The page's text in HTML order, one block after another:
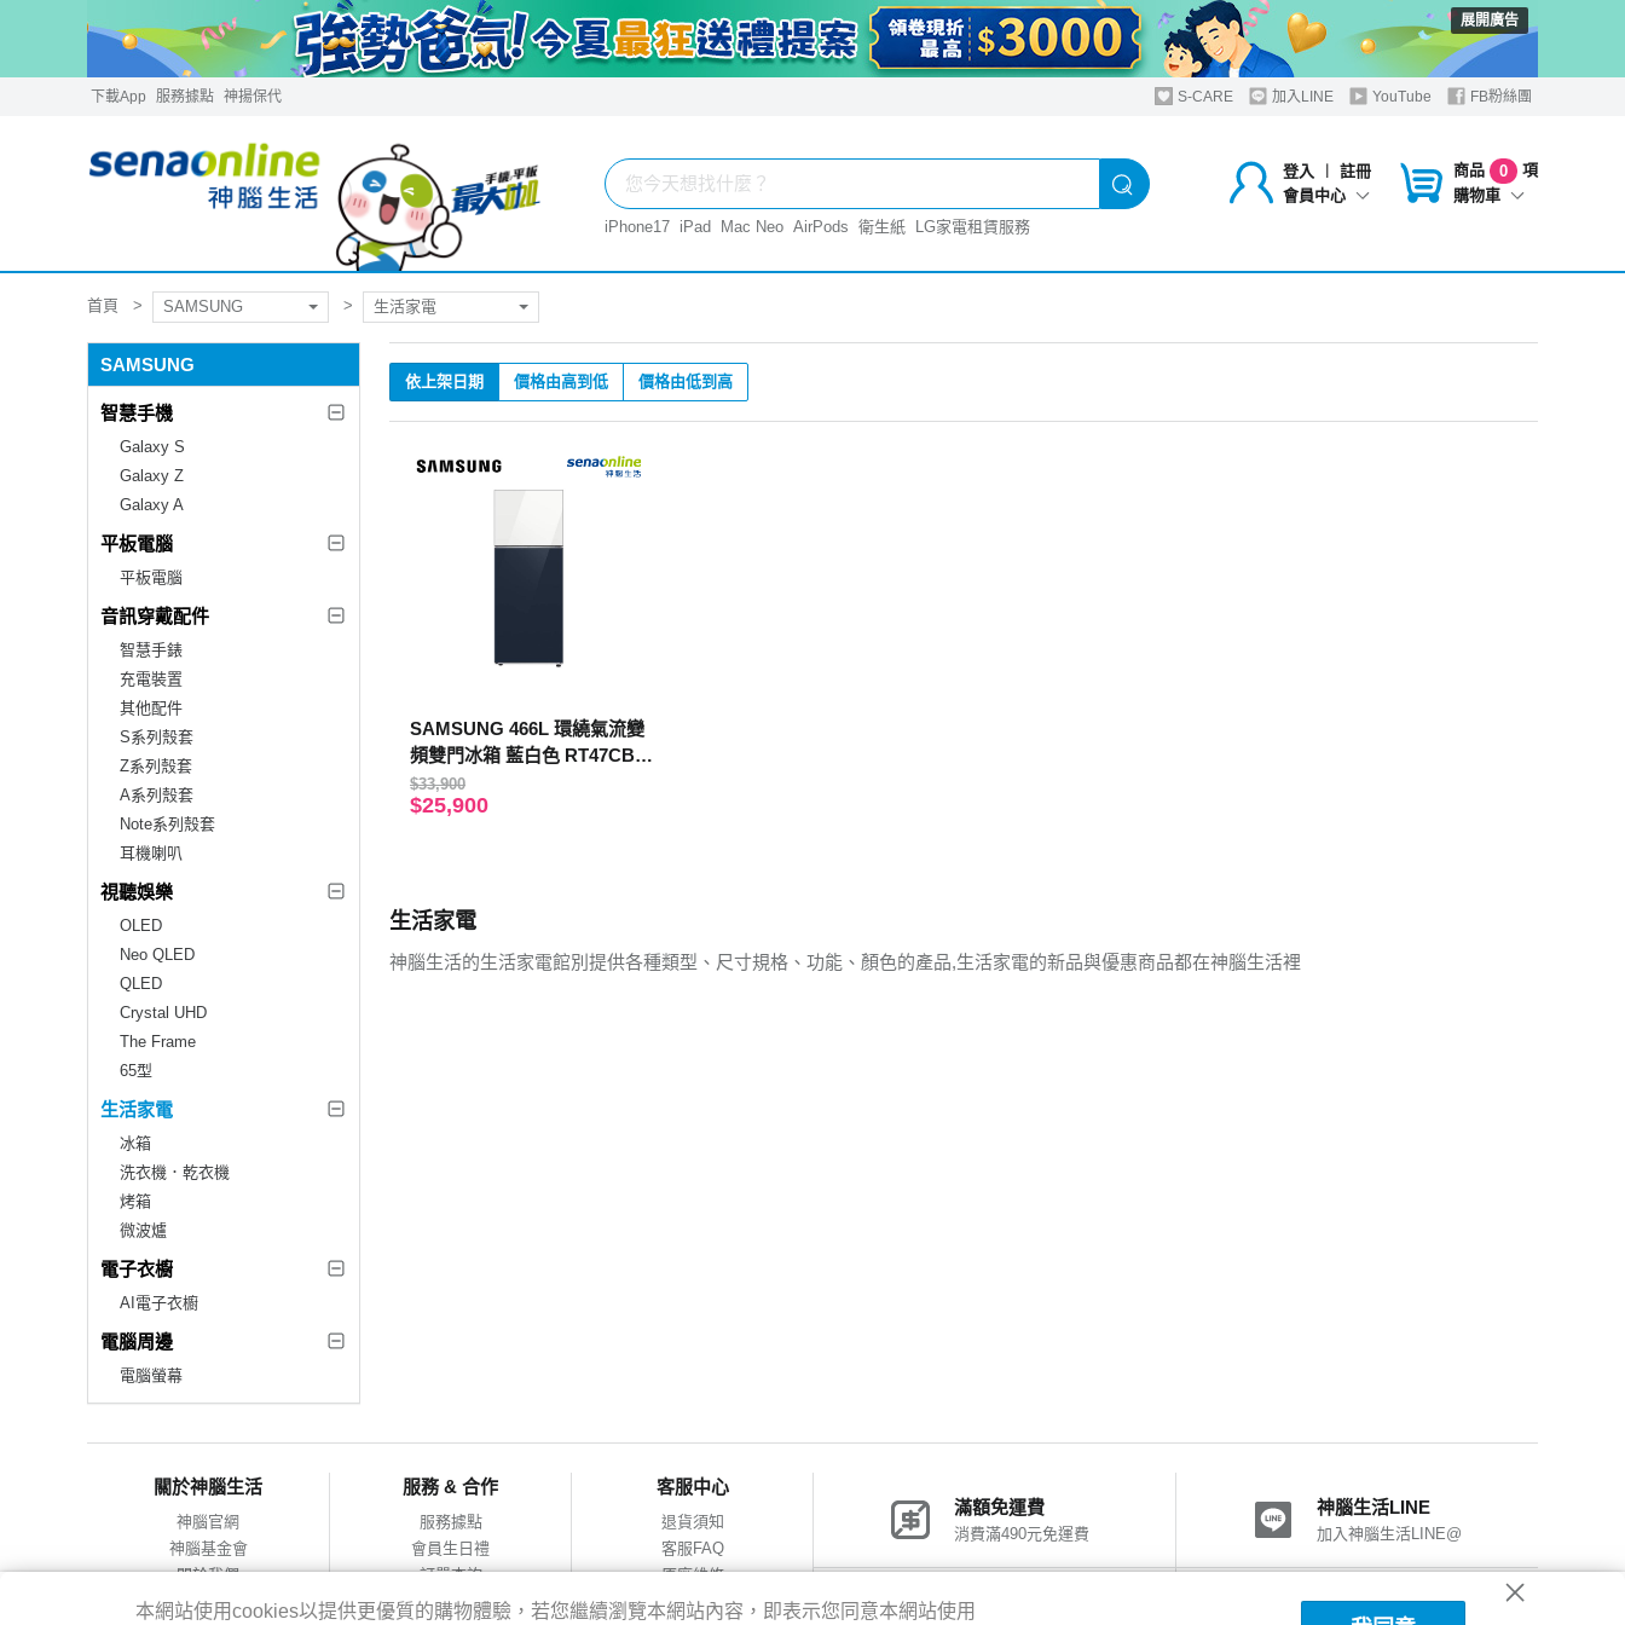
展開廣告
下載App 服務據點 神揚保代 S-CARE 加入LINE YouTube FB粉絲團
登入 ︱
註冊
會員中心
商品 0
項
購物車
iPhone17 iPad Mac Neo AirPods 衛生紙 LG家電租賃服務
首頁 SAMSUNG 生活家電
SAMSUNG
智慧手機
Galaxy S
Galaxy Z
Galaxy A
平板電腦
平板電腦
音訊穿戴配件
智慧手錶
充電裝置
其他配件
S系列殼套
Z系列殼套
A系列殼套
Note系列殼套
耳機喇叭
視聽娛樂
OLED
Neo QLED
QLED
Crystal UHD
The Frame
65型
生活家電
冰箱
洗衣機．乾衣機
烤箱
微波爐
電子衣櫥
AI電子衣櫥
電腦周邊
電腦螢幕
依上架日期 價格由高到低 價格由低到高
SAMSUNG 466L 環繞氣流變
頻雙門冰箱 藍白色 RT47CB66
2A8ATW
$33,900
$25,900
生活家電
神腦生活的生活家電館別提供各種類型、尺寸規格、功能、顏色的產品,生活家電的新品與優惠商品都在神腦生活裡
關於神腦生活
神腦官網
神腦基金會
關於我們
會員服務條款
服務 & 合作
服務據點
會員生日禮
訂單查詢
合作提案
客服中心
退貨須知
客服FAQ
原廠維修
網購包裝減量
滿額免運費
消費滿490元免運費
神腦生活LINE
加入神腦生活LINE@
神腦會員福利 神腦國際粉絲團
本網站使用cookies以提供更優質的購物體驗，若您繼續瀏覽本網站內容，即表示您同意本網站使用